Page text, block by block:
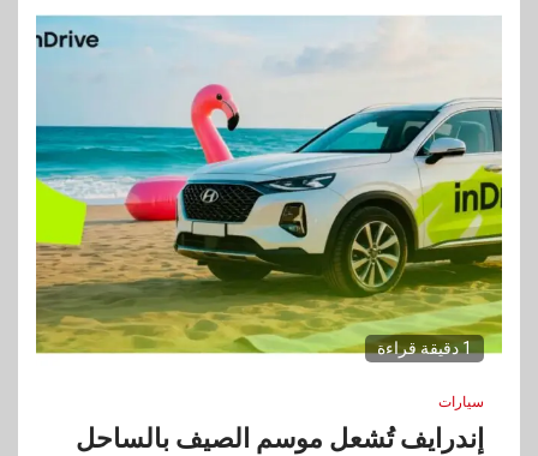
1 دقيقة قراءة
سيارات
إندرايف تُشعل موسم الصيف بالساحل